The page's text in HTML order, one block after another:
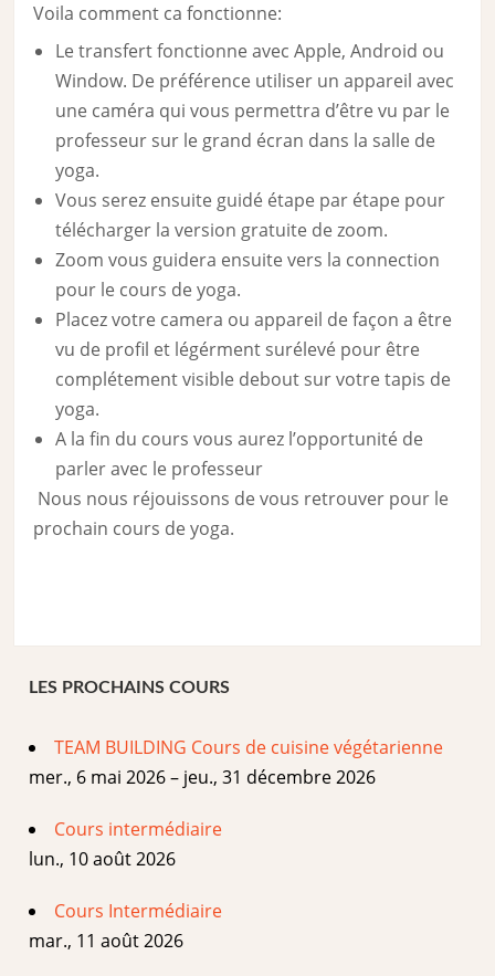
Voila comment ca fonctionne:
Le transfert fonctionne avec Apple, Android ou
Window. De préférence utiliser un appareil avec
une caméra qui vous permettra d’être vu par le
professeur sur le grand écran dans la salle de
yoga.
Vous serez ensuite guidé étape par étape pour
télécharger la version gratuite de zoom.
Zoom vous guidera ensuite vers la connection
pour le cours de yoga.
Placez votre camera ou appareil de façon a être
vu de profil et légérment surélevé pour être
complétement visible debout sur votre tapis de
yoga.
A la fin du cours vous aurez l’opportunité de
parler avec le professeur
Nous nous réjouissons de vous retrouver pour le
prochain cours de yoga.
LES PROCHAINS COURS
TEAM BUILDING Cours de cuisine végétarienne
mer., 6 mai 2026 – jeu., 31 décembre 2026
Cours intermédiaire
lun., 10 août 2026
Cours Intermédiaire
mar., 11 août 2026